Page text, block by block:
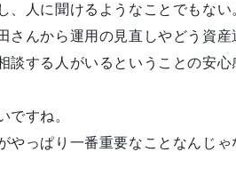
、人に聞けるようなことでもない
さんから運用の見直しやどう資産
談する人がいるということの安心
ですね。
っぱり一番重要なことなんじゃ